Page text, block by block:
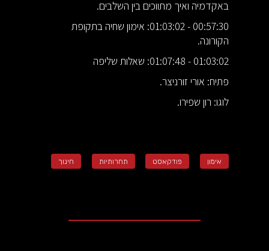
באקדמיה ואיך מתווכים בין השלבים.
00:57:30 - 01:03:02: אימון שחיה בתקופת
הקורונה.
01:03:02 - 01:07:48: שאלות שליפה
פתיח: אורי זורניצר.
לוגו: רון שפירו.
אימון פודקאסט תחרותיות חינוך